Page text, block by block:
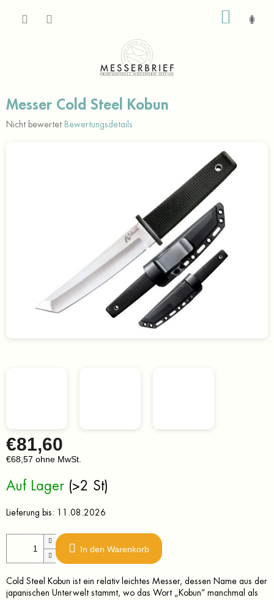
Messer Cold Steel Kobun
Die
Nicht bewertet Bewertungsdetails
€81,60
€68,57 ohne MwSt.
Auf Lager (>2 St)
Lieferung bis: 11.08.2026
In den Warenkorb
Cold Steel Kobun ist ein relativ leichtes Messer, dessen Name aus der
japanischen Unterwelt stammt, wo das Wort „Kobun“ manchmal als